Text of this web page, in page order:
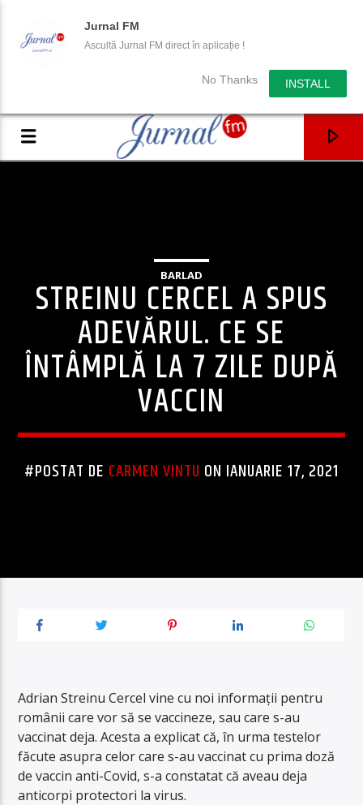
Jurnal FM
Ascultă Jurnal FM direct în aplicație !
No Thanks INSTALL
BARLAD
STREINU CERCEL A SPUS
ADEVĂRUL. CE SE
ÎNTÂMPLĂ LA 7 ZILE DUPĂ
VACCIN
#POSTAT DE CARMEN VINTU ON IANUARIE 17, 2021
Adrian Streinu Cercel vine cu noi informații pentru
românii care vor să se vaccineze, sau care s-au
vaccinat deja. Acesta a explicat că, în urma testelor
făcute asupra celor care s-au vaccinat cu prima doză
de vaccin anti-Covid, s-a constatat că aveau deja
anticorpi protectori la virus.